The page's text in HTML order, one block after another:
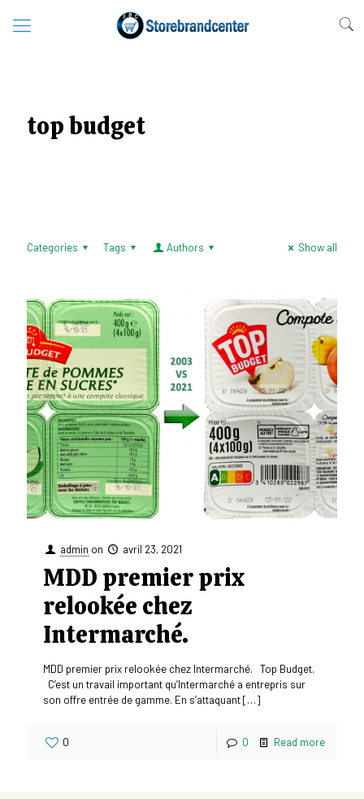
top budget
Categories Tags Authors Show all
admin on avril 23, 2021
MDD premier prix
relookée chez
Intermarché.
MDD premier prix relookée chez Intermarché. Top Budget.
C’est un travail important qu’Intermarché a entrepris sur
son offre entrée de gamme. En s’attaquant[…]
0 0 Read more